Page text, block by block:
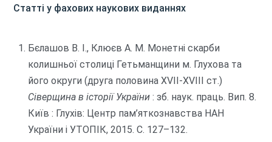
Статті у фахових наукових виданнях
Бєлашов В. І., Клюєв А. М. Монетні скарби
колишньої столиці Гетьманщини м. Глухова та
його округи (друга половина ХVII-ХVIII ст.)
Сіверщина в історії України : зб. наук. праць. Вип. 8.
Київ : Глухів: Центр пам’яткознавства НАН
України і УТОПІК, 2015. С. 127–132.